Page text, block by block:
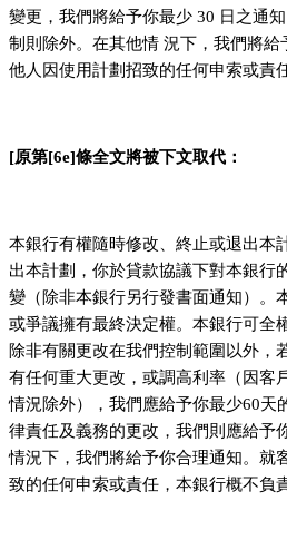
變更，我們將給予你最少 30 日之通
制則除外。在其他情 況下，我們將
他人因使用計劃招致的任何申索或責
[原第[6e]條全文將被下文取代：
本銀行有權隨時修改、終止或退出本
出本計劃，你於貸款協議下對本銀行
變（除非本銀行另行發書面通知）。
或爭議擁有最終決定權。本銀行可全
除非有關更改在我們控制範圍以外，
有任何重大更改，或調高利率（因客
情況除外），我們應給予你最少60天
律責任及義務的更改，我們則應給予
情況下，我們將給予你合理通知。就
致的任何申索或責任，本銀行概不負